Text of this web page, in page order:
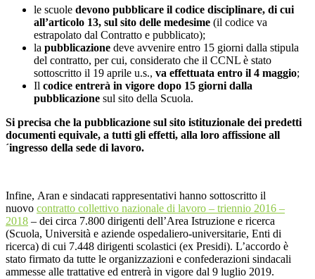
le scuole devono pubblicare il codice disciplinare, di cui
all’articolo 13, sul sito delle medesime (il codice va
estrapolato dal Contratto e pubblicato);
la pubblicazione deve avvenire entro 15 giorni dalla stipula
del contratto, per cui, considerato che il CCNL è stato
sottoscritto il 19 aprile u.s., va effettuata entro il 4 maggio;
Il codice entrerà in vigore dopo 15 giorni dalla
pubblicazione sul sito della Scuola.
Si precisa che la pubblicazione sul sito istituzionale dei predetti
documenti equivale, a tutti gli effetti, alla loro affissione all
´ingresso della sede di lavoro.
Infine, Aran e sindacati rappresentativi hanno sottoscritto il
nuovo contratto collettivo nazionale di lavoro – triennio 2016 –
2018 – dei circa 7.800 dirigenti dell’Area Istruzione e ricerca
(Scuola, Università e aziende ospedaliero-universitarie, Enti di
ricerca) di cui 7.448 dirigenti scolastici (ex Presidi). L’accordo è
stato firmato da tutte le organizzazioni e confederazioni sindacali
ammesse alle trattative ed entrerà in vigore dal 9 luglio 2019.